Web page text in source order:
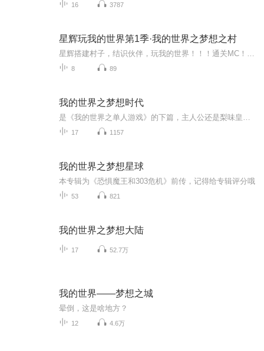
16 3787
星辉玩我的世界第1季·我的世界之梦想之村
8 89
我的世界之梦想时代
17 1157
我的世界之梦想星球
本专辑为《恐惧魔王和303危机》前传，记得给专辑评分哦
53 821
我的世界之梦想大陆
17 52.7万
我的世界——梦想之城
晕倒，这是啥地方？
12 4.6万